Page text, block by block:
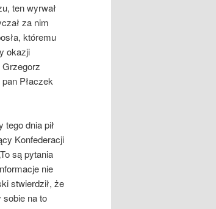
ten wyrwał
za nim
któremu
okazji
Grzegorz
Płaczek
dnia pił
Konfederacji
są pytania
nie
stwierdził, że
sobie na to